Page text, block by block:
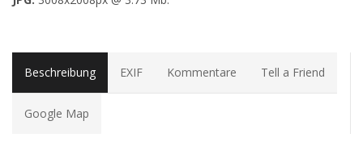
Beschreibung EXIF Kommentare Tell a Friend
Google Map